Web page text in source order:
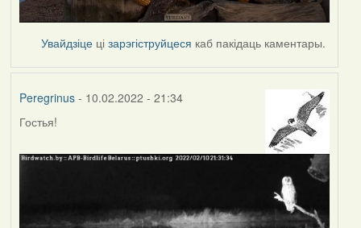
Увайдзіце цізарэгіструйцеся каб пакідаць каментары.
Peregrinus- 10.02.2022 - 21:34
Гостья!